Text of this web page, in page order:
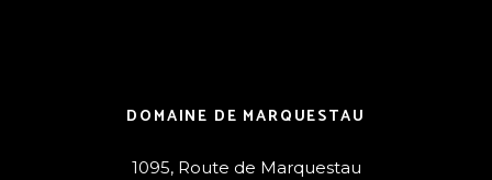
DOMAINE DE MARQUESTAU
1095, Route de Marquestau